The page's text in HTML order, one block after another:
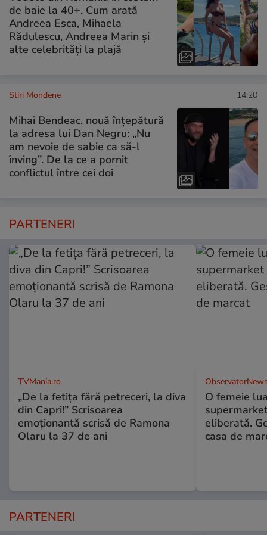
de baie la 40+. Cum arată
Andreea Esca, Mihaela
Rădulescu, Andreea Marin și
alte celebrități la plajă
Stiri Mondene 14:20
Mihai Bendeac, nouă înțepătură
la adresa lui Dan Negru: „Nu
am nevoie de sabie ca să-l
înving”. De la ce a pornit
conflictul între cei doi
PARTENERI
TVMania.ro
„De la fetița fără petreceri, la diva
din Capri!” Scrisoarea
emoționantă scrisă de Ramona
Olaru la 37 de ani
O femeie
eliberată.
casa de
PARTENERI